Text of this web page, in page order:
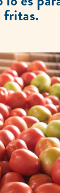
fritas.